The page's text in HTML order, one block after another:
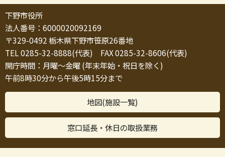
下野市役所
法人番号：6000020092169
〒329-0492 栃木県下野市笹原26番地
TEL 0285-32-8888(代表) FAX 0285-32-8606(代表)
開庁時間：月曜～金曜 (年末年始・祝日を除く)
午前8時30分から午後5時15分まで
地図(施設一覧)
窓口延長・休日の取扱業務